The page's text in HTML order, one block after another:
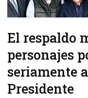
El respaldo
personajes
seriamente
Presidente